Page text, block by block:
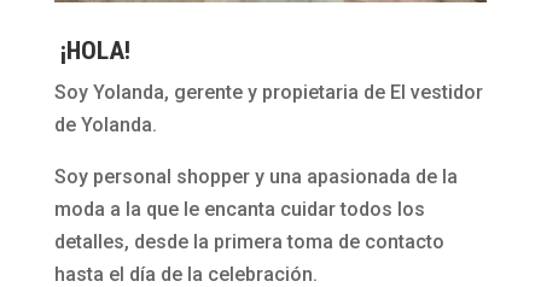
¡HOLA!
Soy Yolanda, gerente y propietaria de El vestidor
de Yolanda.
Soy personal shopper y una apasionada de la
moda a la que le encanta cuidar todos los
detalles, desde la primera toma de contacto
hasta el día de la celebración.